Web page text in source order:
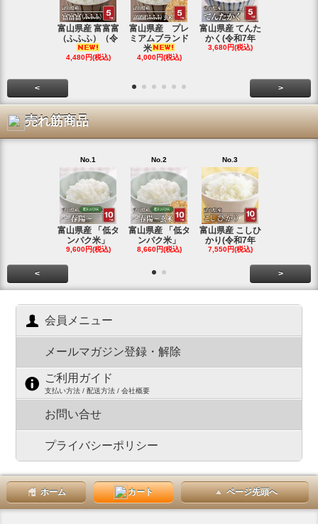
富山県産 富富富
（ふふふ）（令
4,480円(税込)
富山県産 プレ
ミアムブランド
米
4,000円(税込)
富山県産 てんた
かく(令和7年
3,680円(税込)
< >
売れ筋商品
No.1
富山県産 「低タ
ンパク米」
9,600円(税込)
No.2
富山県産 「低タ
ンパク米」
8,660円(税込)
No.3
富山県産 こしひ
かり(令和7年
7,550円(税込)
< >
会員メニュー
メールマガジン登録・解除
ご利用ガイド
支払い方法 / 配送方法 / 会社概要
お問い合せ
プライバシーポリシー
ホーム カート ページ先頭へ